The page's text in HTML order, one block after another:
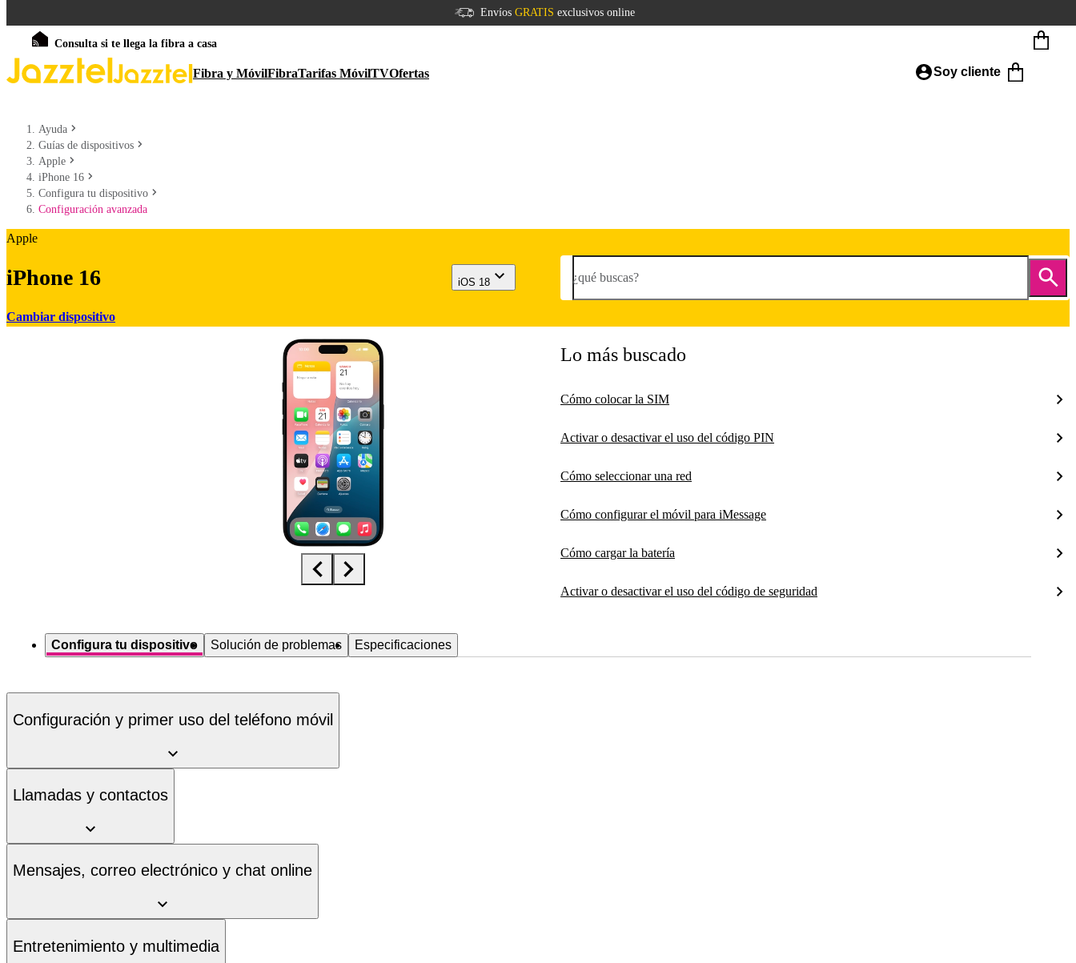
Envíos GRATIS exclusivos online
Consulta si te llega la fibra a casa
Fibra y MóvilFibraTarifas MóvilTVOfertas Soy cliente
Ayuda
Guías de dispositivos
Apple
iPhone 16
Configura tu dispositivo
Configuración avanzada
Apple
iPhone 16
Cambiar dispositivo
iOS 18 ¿qué buscas?
Lo más buscado
Cómo colocar la SIM
Activar o desactivar el uso del código PIN
Cómo seleccionar una red
Cómo configurar el móvil para iMessage
Cómo cargar la batería
Activar o desactivar el uso del código de seguridad
Configura tu dispositivo Solución de problemas Especificaciones
Configuración y primer uso del teléfono móvil
Llamadas y contactos
Mensajes, correo electrónico y chat online
Entretenimiento y multimedia